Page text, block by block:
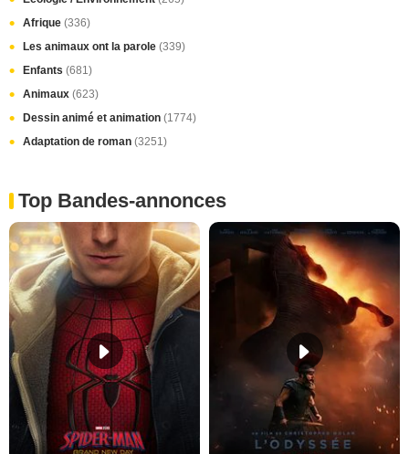
Afrique (336)
Les animaux ont la parole (339)
Enfants (681)
Animaux (623)
Dessin animé et animation (1774)
Adaptation de roman (3251)
Top Bandes-annonces